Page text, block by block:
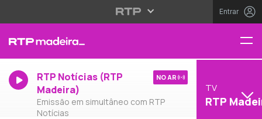
Entrar
RTP Notícias (RTP
Madeira)
Emissão em simultâneo com RTP
Notícias
NO AR
TV
RTP